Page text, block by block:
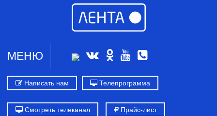
МЕНЮ
Написать нам Телепрограмма
Смотреть телеканал Прайс-лист